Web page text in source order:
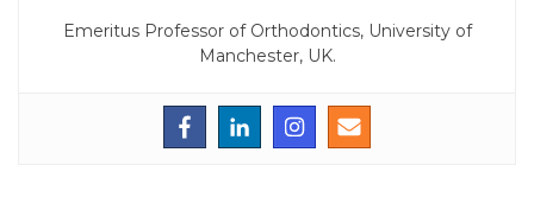
Emeritus Professor of Orthodontics, University of
Manchester, UK.